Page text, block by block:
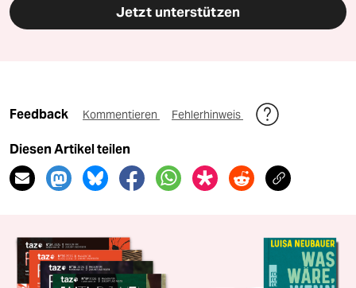
Jetzt unterstützen
Feedback Kommentieren Fehlerhinweis
Diesen Artikel teilen